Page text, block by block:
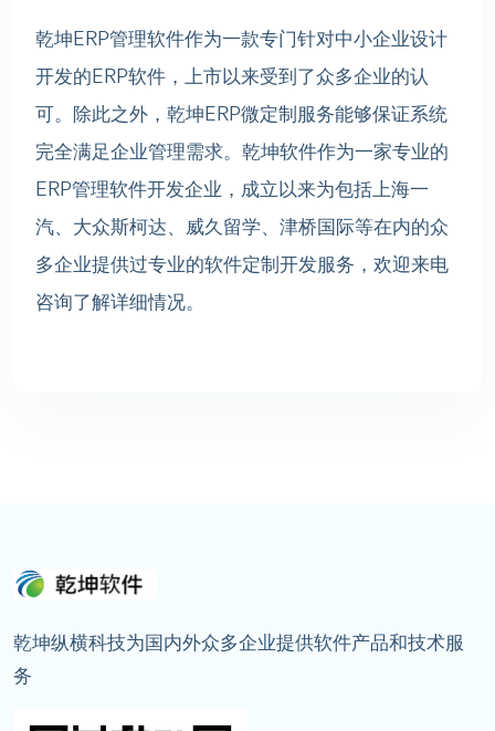
乾坤ERP管理软件作为一款专门针对中小企业设计
开发的ERP软件，上市以来受到了众多企业的认
可。除此之外，乾坤ERP微定制服务能够保证系统
完全满足企业管理需求。乾坤软件作为一家专业的
ERP管理软件开发企业，成立以来为包括上海一
汽、大众斯柯达、威久留学、津桥国际等在内的众
多企业提供过专业的软件定制开发服务，欢迎来电
咨询了解详细情况。
乾坤纵横科技为国内外众多企业提供软件产品和技术服
务